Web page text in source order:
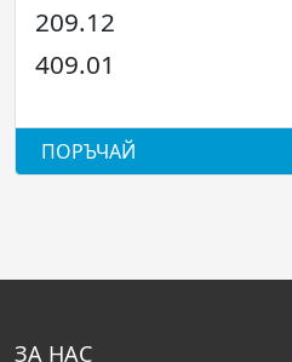
EUR/БР с ДДС
BGN/БР с ДДС